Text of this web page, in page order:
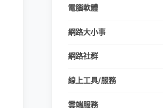
電腦軟體
網路大小事
網路社群
線上工具/服務
雲端服務